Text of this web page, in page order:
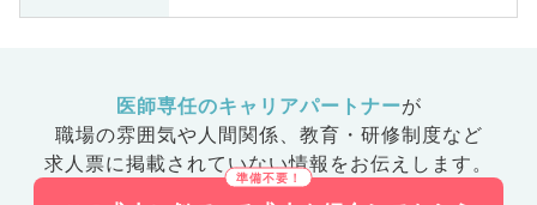
、美容
他、産
医師専任のキャリアパートナーが
職場の雰囲気や人間関係、 教育・研修制度など
求人票に掲載されていない情報をお伝えします。